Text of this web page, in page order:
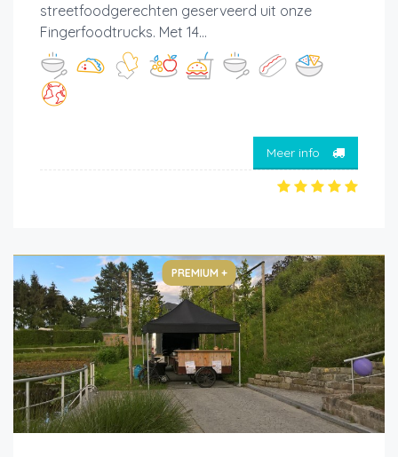
streetfoodgerechten geserveerd uit onze
Fingerfoodtrucks. Met 14...
Meer info
PREMIUM +